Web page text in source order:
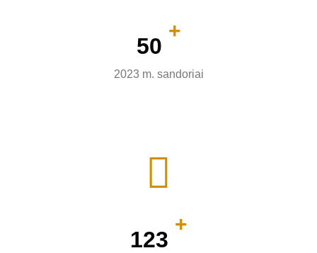
60
+
2023 m. sandoriai
154
+